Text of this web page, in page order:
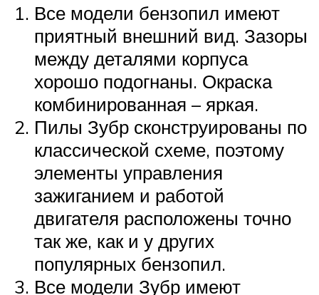
Все модели бензопил имеют
приятный внешний вид. Зазоры
между деталями корпуса
хорошо подогнаны. Окраска
комбинированная – яркая.
Пилы Зубр сконструированы по
классической схеме, поэтому
элементы управления
зажиганием и работой
двигателя расположены точно
так же, как и у других
популярных бензопил.
Все модели Зубр имеют